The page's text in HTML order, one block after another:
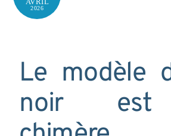
2026
Le modèle
noir